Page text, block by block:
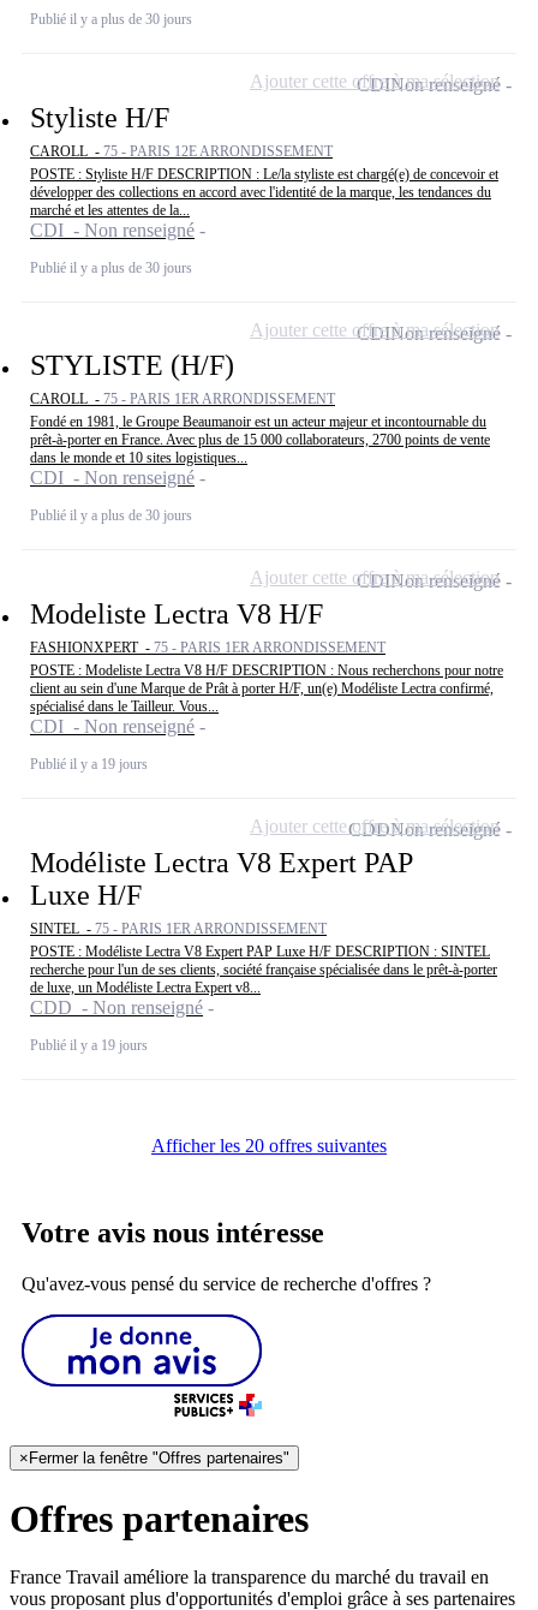
Publié il y a plus de 30 jours
Styliste H/F
CAROLL - 75 - PARIS 12E ARRONDISSEMENT
POSTE : Styliste H/F DESCRIPTION : Le/la styliste est chargé(e) de concevoir et
développer des collections en accord avec l'identité de la marque, les tendances du
marché et les attentes de la...
CDI - Non renseigné
Publié il y a plus de 30 jours
CDINon renseigné
Ajouter cette offre à ma sélection
STYLISTE (H/F)
CAROLL - 75 - PARIS 1ER ARRONDISSEMENT
Fondé en 1981, le Groupe Beaumanoir est un acteur majeur et incontournable du
prêt-à-porter en France. Avec plus de 15 000 collaborateurs, 2700 points de vente
dans le monde et 10 sites logistiques...
CDI - Non renseigné
Publié il y a plus de 30 jours
CDINon renseigné
Ajouter cette offre à ma sélection
Modeliste Lectra V8 H/F
FASHIONXPERT - 75 - PARIS 1ER ARRONDISSEMENT
POSTE : Modeliste Lectra V8 H/F DESCRIPTION : Nous recherchons pour notre
client au sein d'une Marque de Prât à porter H/F, un(e) Modéliste Lectra confirmé,
spécialisé dans le Tailleur. Vous...
CDI - Non renseigné
Publié il y a 19 jours
CDINon renseigné
Ajouter cette offre à ma sélection
Modéliste Lectra V8 Expert PAP
Luxe H/F
SINTEL - 75 - PARIS 1ER ARRONDISSEMENT
POSTE : Modéliste Lectra V8 Expert PAP Luxe H/F DESCRIPTION : SINTEL
recherche pour l'un de ses clients, société française spécialisée dans le prêt-à-porter
de luxe, un Modéliste Lectra Expert v8...
CDD - Non renseigné
Publié il y a 19 jours
CDDNon renseigné
Ajouter cette offre à ma sélection
Afficher les 20 offres suivantes
Votre avis nous intéresse
Qu'avez-vous pensé du service de recherche d'offres ?
× Fermer la fenêtre "Offres partenaires"
Offres partenaires
France Travail améliore la transparence du marché du travail en
vous proposant plus d'opportunités d'emploi grâce à ses partenaires